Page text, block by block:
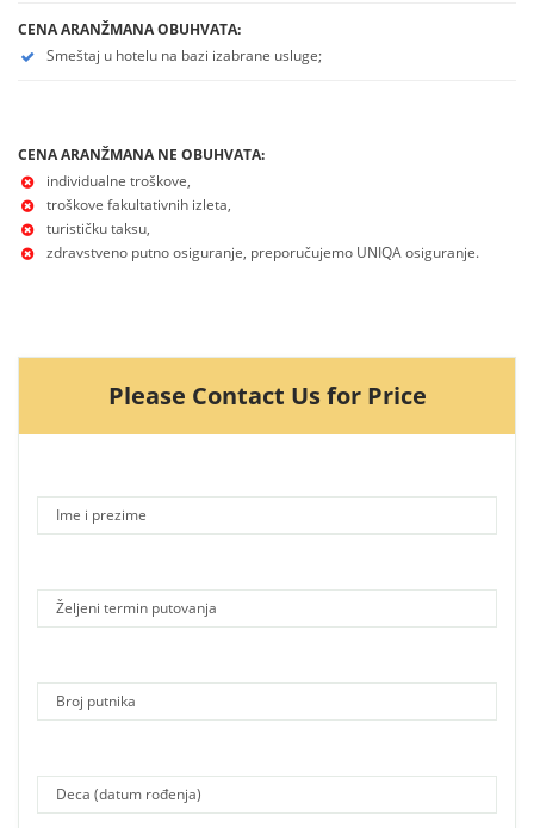
CENA ARANŽMANA OBUHVATA:
Smeštaj u hotelu na bazi izabrane usluge;
CENA ARANŽMANA NE OBUHVATA:
individualne troškove,
troškove fakultativnih izleta,
turističku taksu,
zdravstveno putno osiguranje, preporučujemo UNIQA osiguranje.
Please Contact Us for Price